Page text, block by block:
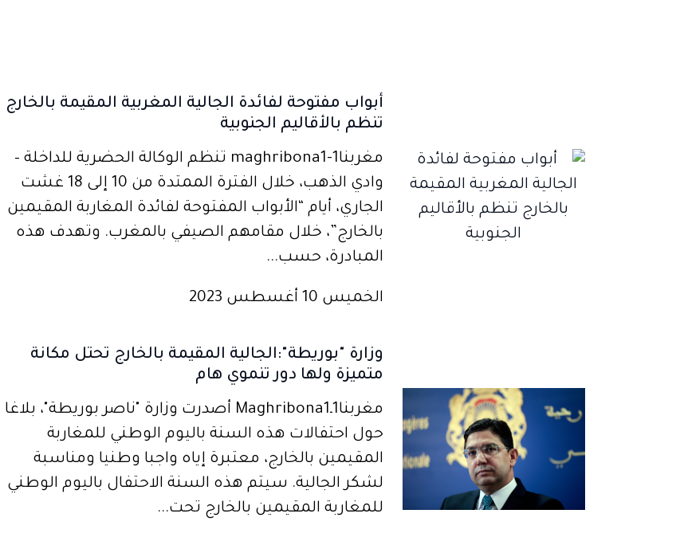
أبواب مفتوحة لفائدة الجالية المغربية المقيمة بالخارج
تنظم بالأقاليم الجنوبية
مغربنا1-maghribona1 تنظم الوكالة الحضرية للداخلة –
وادي الذهب، خلال الفترة الممتدة من 10 إلى 18 غشت
الجاري، أيام “الأبواب المفتوحة لفائدة المغاربة المقيمين
بالخارج”، خلال مقامهم الصيفي بالمغرب. وتهدف هذه
المبادرة، حسب...
الخميس 10 أغسطس 2023
وزارة "بوريطة":الجالية المقيمة بالخارج تحتل مكانة
متميزة ولها دور تنموي هام
مغربنا1ـMaghribona1 أصدرت وزارة "ناصر بوريطة"، بلاغا
حول احتفالات هذه السنة باليوم الوطني للمغاربة
المقيمين بالخارج، معتبرة إياه واجبا وطنيا ومناسبة
لشكر الجالية. سيتم هذه السنة الاحتفال باليوم الوطني
للمغاربة المقيمين بالخارج تحت...